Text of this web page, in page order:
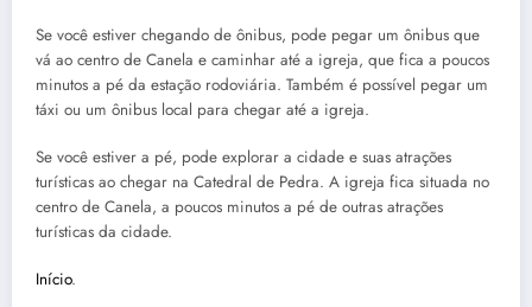
Se você estiver chegando de ônibus, pode pegar um ônibus que
vá ao centro de Canela e caminhar até a igreja, que fica a poucos
minutos a pé da estação rodoviária. Também é possível pegar um
táxi ou um ônibus local para chegar até a igreja.
Se você estiver a pé, pode explorar a cidade e suas atrações
turísticas ao chegar na Catedral de Pedra. A igreja fica situada no
centro de Canela, a poucos minutos a pé de outras atrações
turísticas da cidade.
Início.